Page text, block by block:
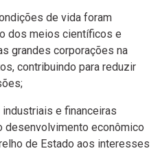
de vida foram
dos meios científicos e
grandes corporações na
contribuindo para reduzir
e financeiras
desenvolvimento econômico
de Estado aos interesses